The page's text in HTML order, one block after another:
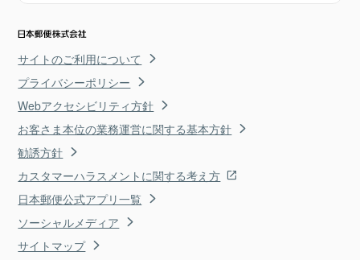
サイトのご利用について
プライバシーポリシー
Webアクセシビリティ方針
お客さま本位の業務運営に関する基本方針
勧誘方針
カスタマーハラスメントに関する考え方
日本郵便公式アプリ一覧
ソーシャルメディア
サイトマップ